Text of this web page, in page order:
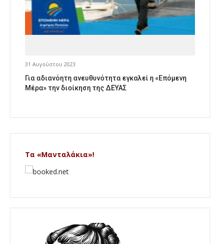
31 Αυγούστου 2023
Για αδιανόητη ανευθυνότητα εγκαλεί η «Επόμενη
Μέρα» την διοίκηση της ΔΕΥΑΣ
Τα «Μανταλάκια»!